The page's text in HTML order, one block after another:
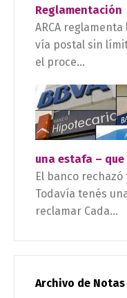
Reglamentación
ARCA
vía postal sin
el proce...
una estafa –
El banco
Todavía tenés
reclamar Cada...
Archivo de Notas